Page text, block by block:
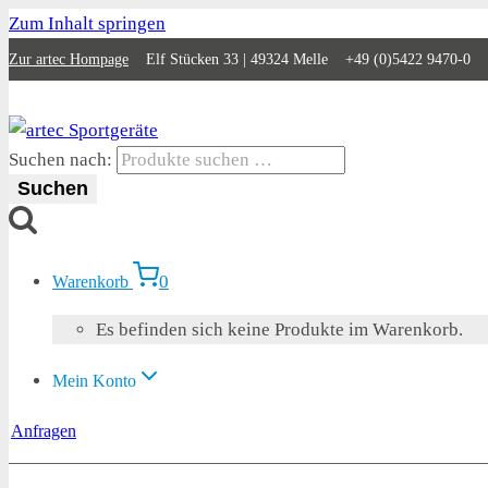
Zum Inhalt springen
Zur artec Hompage Elf Stücken 33 | 49324 Melle +49 (0)5422 9470-0
Suchen nach:
Suchen
Warenkorb 0
Es befinden sich keine Produkte im Warenkorb.
Mein Konto
Anfragen